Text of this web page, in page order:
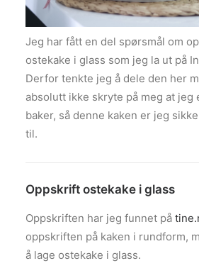
Jeg har fått en del spørsmål om
ostekake i glass som jeg la ut på
Derfor tenkte jeg å dele den her
absolutt ikke skryte på meg at jeg
baker, så denne kaken er jeg
til.
Oppskrift ostekake i glass
Oppskriften har jeg funnet på
oppskriften på kaken i rundform,
å lage ostekake i glass.